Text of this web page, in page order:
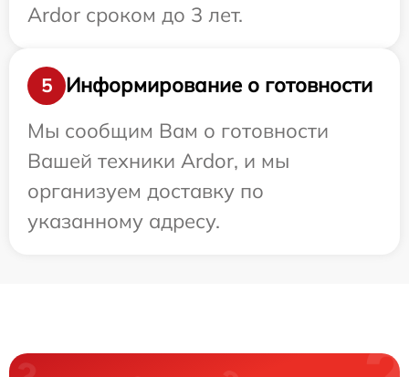
Ardor сроком до 3 лет.
5
Информирование о готовности
Мы сообщим Вам о готовности
Вашей техники Ardor, и мы
организуем доставку по
указанному адресу.